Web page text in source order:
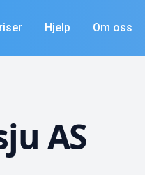
Hjelp Om oss
AS